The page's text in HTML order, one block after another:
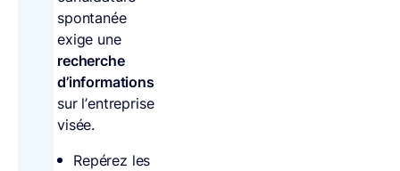
spontanée
exige une
recherche
d’informations
sur l’entreprise
visée.
Repérez les